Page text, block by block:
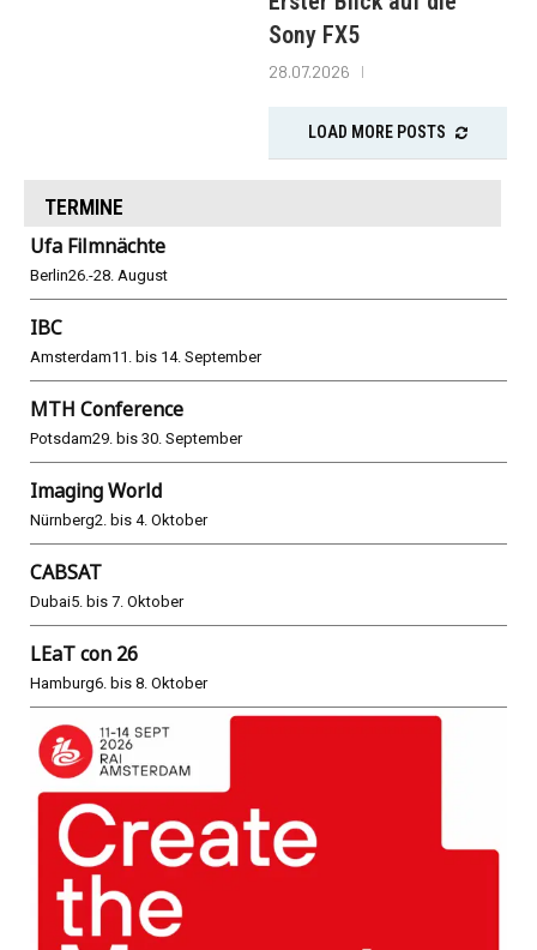
Sony FX5
28.07.2026
LOAD MORE POSTS
TERMINE
Ufa Filmnächte
Berlin26.-28. August
IBC
Amsterdam11. bis 14. September
MTH Conference
Potsdam29. bis 30. September
Imaging World
Nürnberg2. bis 4. Oktober
CABSAT
Dubai5. bis 7. Oktober
LEaT con 26
Hamburg6. bis 8. Oktober